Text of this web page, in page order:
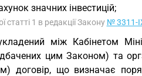
значних інвестицій;
1 в редакції Закону № 3311-
між Кабінетом
цим Законом) та
договір, що визначає